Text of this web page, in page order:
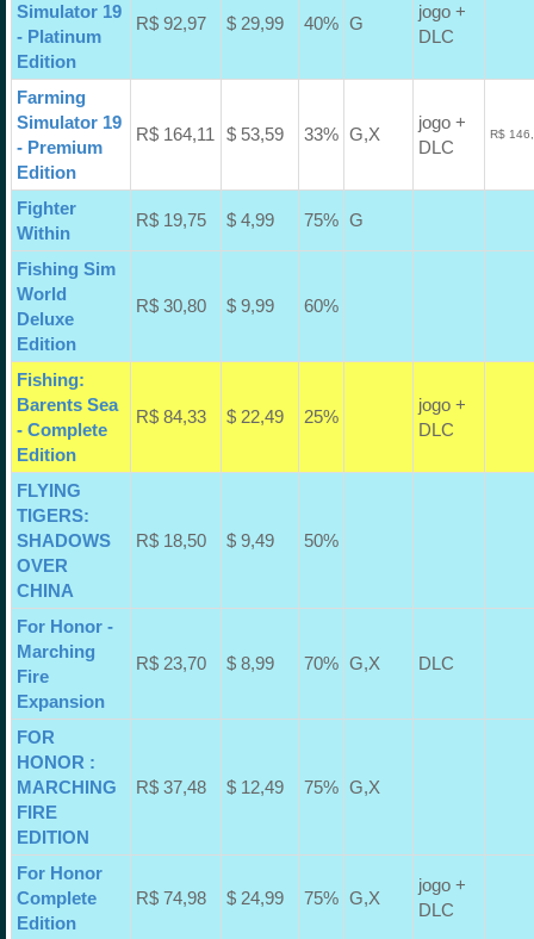
Simulator 19
- Platinum
Edition
R$ 92,97 $ 29,99 40% G
jogo +
DLC
Farming
Simulator 19
- Premium
Edition
R$ 164,11 $ 53,59 33% G,X
jogo +
DLC
R$
Fighter
Within
R$ 19,75 $ 4,99 75% G
Fishing Sim
World
Deluxe
Edition
R$ 30,80 $ 9,99 60%
Fishing:
Barents Sea
- Complete
Edition
R$ 84,33 $ 22,49 25%
jogo +
DLC
FLYING
TIGERS:
SHADOWS
OVER
CHINA
R$ 18,50 $ 9,49 50%
For Honor -
Marching
Fire
Expansion
R$ 23,70 $ 8,99 70% G,X DLC
FOR
HONOR :
MARCHING
FIRE
EDITION
R$ 37,48 $ 12,49 75% G,X
For Honor
Complete
Edition
R$ 74,98 $ 24,99 75% G,X
jogo +
DLC